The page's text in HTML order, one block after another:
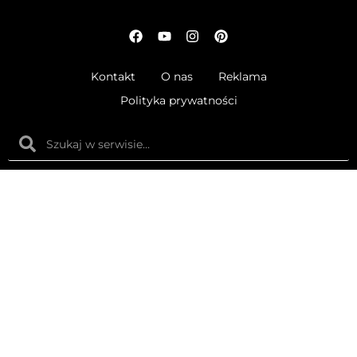
Kontakt O nas
Reklama
Polityka prywatności